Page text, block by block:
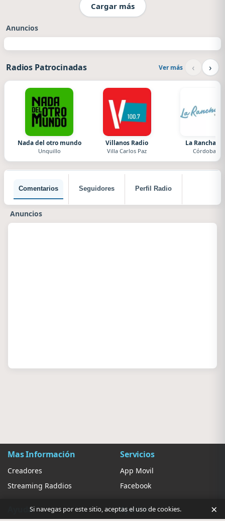
Cargar más
Anuncios
Radios Patrocinadas Ver más ‹ ›
Nada del otro mundo
Unquillo
Villanos Radio
Villa Carlos Paz
La Ranchada
Córdoba
Comentarios Seguidores Perfil Radio
Anuncios
Mas Información
Creadores
Streaming Raddios
Servicios
App Movil
Facebook
Ayuda Ajustes
Si navegas por este sitio, aceptas el uso de cookies. ×